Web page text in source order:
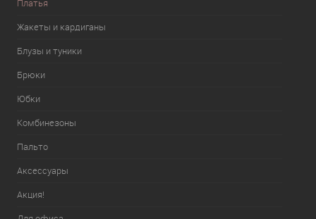
Платья
Жакеты и кардиганы
Блузы и туники
Брюки
Юбки
Комбинезоны
Пальто
Аксессуары
Акция!